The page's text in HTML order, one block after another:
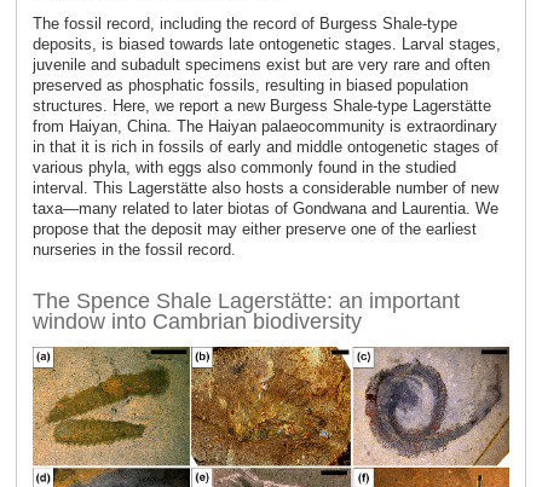
The fossil record, including the record of Burgess Shale-type
deposits, is biased towards late ontogenetic stages. Larval stages,
juvenile and subadult specimens exist but are very rare and often
preserved as phosphatic fossils, resulting in biased population
structures. Here, we report a new Burgess Shale-type Lagerstätte
from Haiyan, China. The Haiyan palaeocommunity is extraordinary
in that it is rich in fossils of early and middle ontogenetic stages of
various phyla, with eggs also commonly found in the studied
interval. This Lagerstätte also hosts a considerable number of new
taxa—many related to later biotas of Gondwana and Laurentia. We
propose that the deposit may either preserve one of the earliest
nurseries in the fossil record.
The Spence Shale Lagerstätte: an important
window into Cambrian biodiversity